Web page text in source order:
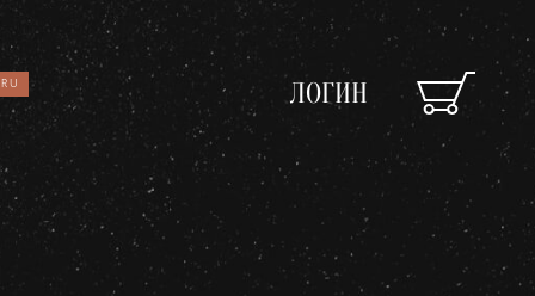
RU ЛОГИН
Зеркала